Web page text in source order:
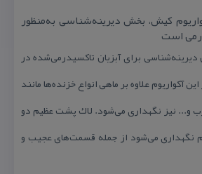
كیش، بخش دیرینه‌شناسی به‌منظور
است
برای آبزیان تاكسیدرمی‌شده در
آكواریوم علاوه بر ماهی انواع خزنده‌ها مانند
و... نیز نگهداری می‌شود. لاك پشت عظیم دو
نگهداری می‌شود از جمله قسمت‌های عجیب و